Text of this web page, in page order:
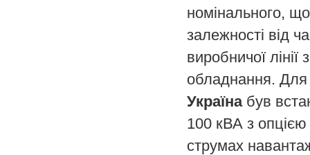
номінального,
залежності від
виробничої
обладнання. Для
Українабув
100 кВА з
струмах